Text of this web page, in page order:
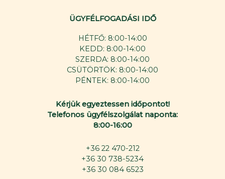
ÜGYFÉLFOGADÁSI IDŐ
HÉTFŐ: 8:00-14:00
KEDD: 8:00-14:00
SZERDA: 8:00-14:00
CSÜTÖRTÖK: 8:00-14:00
PÉNTEK: 8:00-14:00
Kérjük egyeztessen időpontot!
Telefonos ügyfélszolgálat naponta:
8:00-16:00
+36 22 470-212
+36 30 738-5234
+36 30 084 6523